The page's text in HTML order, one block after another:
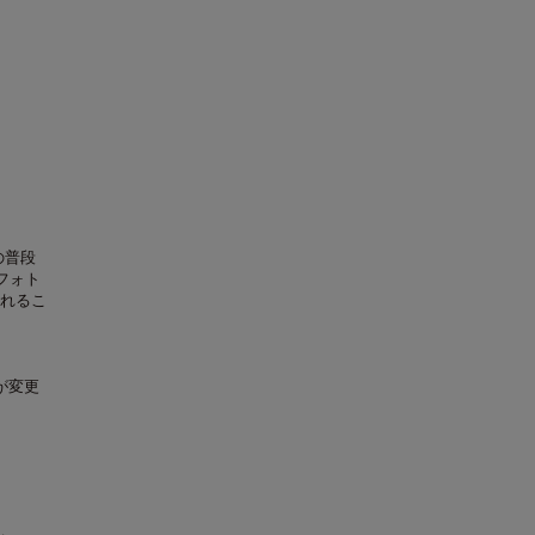
普段
ォト
るこ
変更